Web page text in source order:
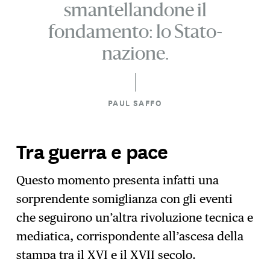
smantellandone il
fondamento: lo Stato-
nazione.
PAUL SAFFO
Tra guerra e pace
Questo momento presenta infatti una
sorprendente somiglianza con gli eventi
che seguirono un’altra rivoluzione tecnica e
mediatica, corrispondente all’ascesa della
stampa tra il XVI e il XVII secolo.